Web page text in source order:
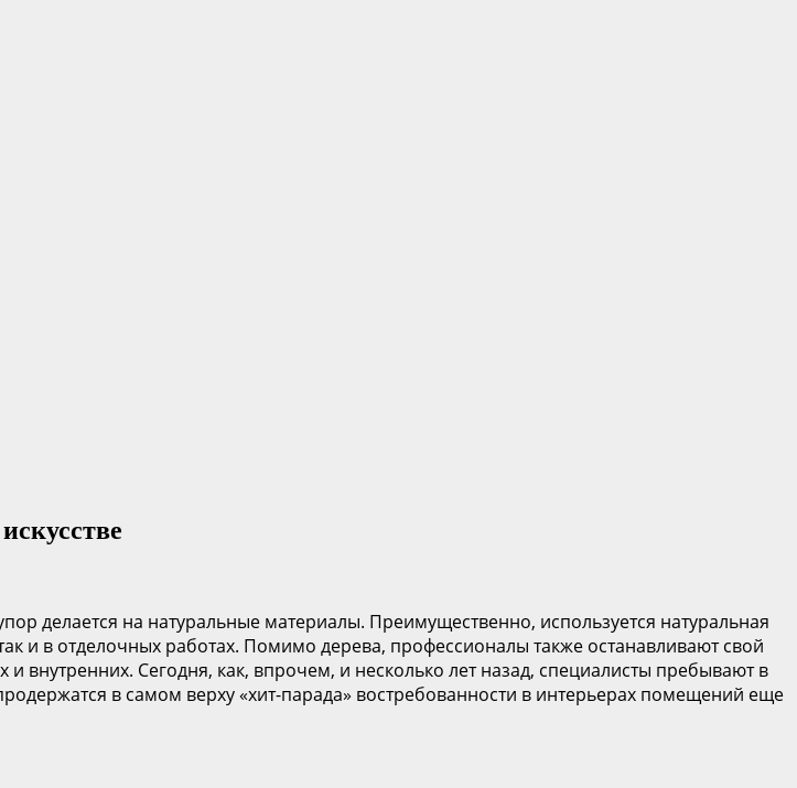
делается на натуральные материалы. Преимущественно, используется натуральная
и в отделочных работах. Помимо дерева, профессионалы также останавливают свой
Сегодня, как, впрочем, и несколько лет назад, специалисты пребывают в
в самом верху «хит-парада» востребованности в интерьерах помещений еще